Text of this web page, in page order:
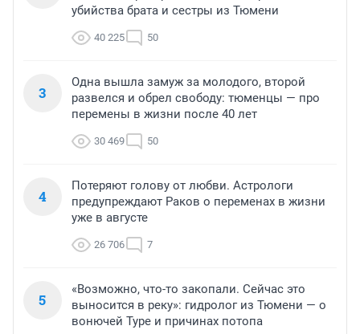
убийства брата и сестры из Тюмени
40 225 50
3
Одна вышла замуж за молодого, второй
развелся и обрел свободу: тюменцы — про
перемены в жизни после 40 лет
30 469 50
4
Потеряют голову от любви. Астрологи
предупреждают Раков о переменах в жизни
уже в августе
26 706 7
5
«Возможно, что-то закопали. Сейчас это
выносится в реку»: гидролог из Тюмени — о
вонючей Туре и причинах потопа